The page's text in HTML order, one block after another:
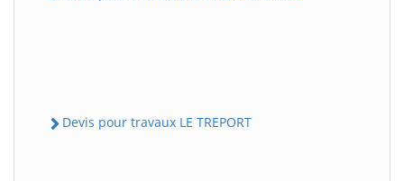
Devis pour travaux LE TREPORT